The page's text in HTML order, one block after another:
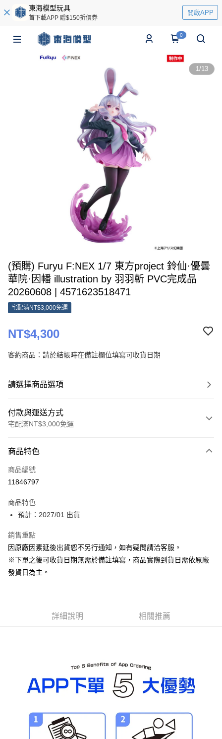
東海模型玩具
首下載APP 贈$150折價券
開啟APP
0
1/13
(預購) Furyu F:NEX 1/7 東方project 鈴仙·優曇
華院·因幡 illustration by 羽羽斬 PVC完成品
20260608 | 4571623518471
宅配滿NT$3,000免運
NT$4,300
客約商品：請於結帳時在備註欄位填寫可收貨日期
請選擇商品選項
付款與運送方式
宅配滿NT$3,000免運
信用卡一次付款
Apple Pay
運送方式
預購-宅配(舊)
每筆NT$120，滿NT$3,000(含以上)免運費
商品特色
商品編號
11846797
商品特色
預計：2027/01 出貨
銷售重點
因原廠因素延後出貨恕不另行通知，如有疑問請洽客服。
※下單之後可收貨日期無需於備註填寫，商品實際到貨日需依原廠
發貨日為主。
詳細說明 相關推薦